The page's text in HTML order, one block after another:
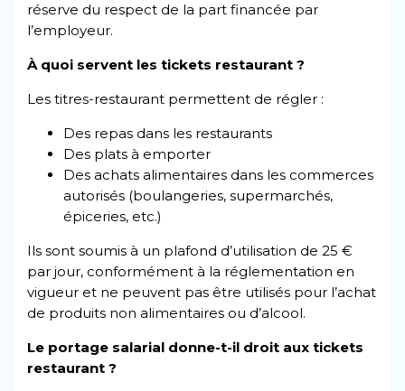
réserve du respect de la part financée par
l’employeur.
À quoi servent les tickets restaurant ?
Les titres-restaurant permettent de régler :
Des repas dans les restaurants
Des plats à emporter
Des achats alimentaires dans les commerces
autorisés (boulangeries, supermarchés,
épiceries, etc.)
Ils sont soumis à un plafond d’utilisation de 25 €
par jour, conformément à la réglementation en
vigueur et ne peuvent pas être utilisés pour l’achat
de produits non alimentaires ou d’alcool.
Le portage salarial donne-t-il droit aux tickets
restaurant ?